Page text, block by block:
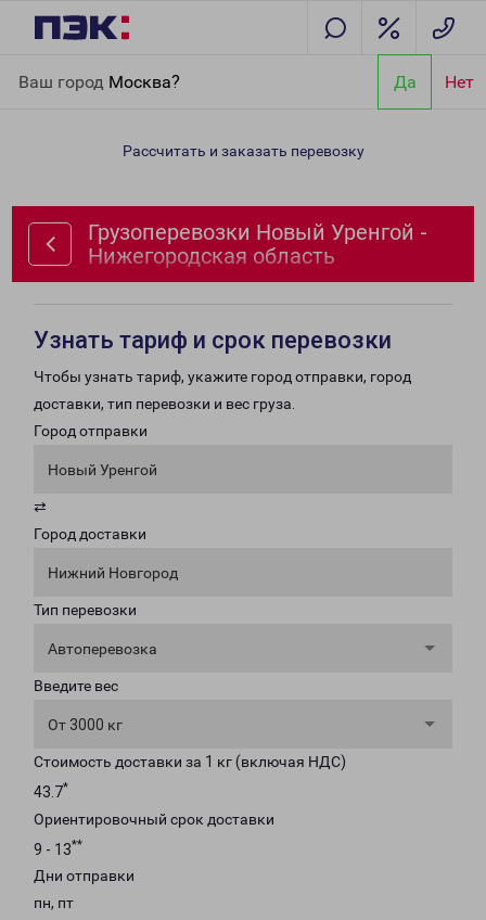
Ваш город Москва? Да Нет
Нижегородская область
Рассчитать и заказать перевозку
Грузоперевозки Новый Уренгой -
Нижегородская область
Узнать тариф и срок перевозки
Чтобы узнать тариф, укажите город отправки, город
доставки, тип перевозки и вес груза.
Город отправки
Новый Уренгой
⇄
Город доставки
Нижний Новгород
Тип перевозки
Автоперевозка
Введите вес
От 3000 кг
Стоимость доставки за 1 кг (включая НДС)
43.7*
Ориентировочный срок доставки
9 - 13**
Дни отправки
пн, пт